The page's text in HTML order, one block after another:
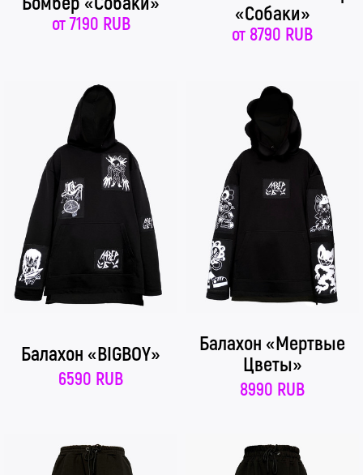
от7190 RUB
«Собаки»
от 8790 RUB
Балахон «BIGBOY»
6590 RUB
Балахон «Мертвые
Цветы»
8990 RUB